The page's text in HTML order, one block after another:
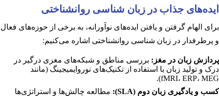
ایده‌های جذاب در زبان شناسی روانشناختی
برای الهام گرفتن و یافتن ایده‌های نوآورانه، به برخی از حوزه‌های فعال
و پرطرفدار در زبان شناسی روانشناختی اشاره می‌کنیم:
پردازش زبان در مغز: بررسی مناطق و شبکه‌های مغزی درگیر در
درک و تولید زبان با استفاده از تکنیک‌های نوروایمیجینگ (مانند
fMRI، ERP، MEG).
کسب و یادگیری زبان دوم (SLA):
مطالعه چالش‌ها و استراتژی‌ها